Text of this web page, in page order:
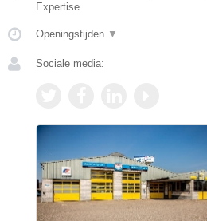
Expertise
Openingstijden ▼
Sociale media: